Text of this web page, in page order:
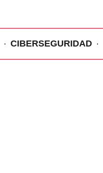
CIBERSEGURIDAD